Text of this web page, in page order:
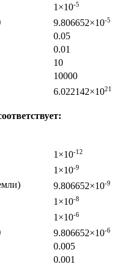
1×10-5
9.806652×10-5
0.05
0.01
10
10000
6.022142×1021
1×10-12
1×10-9
9.806652×10-9
1×10-8
1×10-6
9.806652×10-6
0.005
0.001